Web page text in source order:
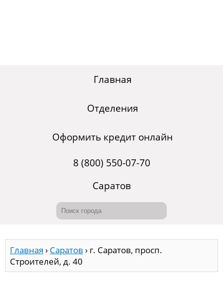
Главная
Отделения
Оформить кредит онлайн
8 (800) 550-07-70
Саратов
Главная › Саратов › г. Саратов, просп.
Строителей, д. 40